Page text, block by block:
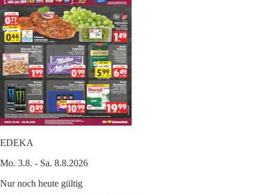
EDEKA
Mo. 3.8. - Sa. 8.8.2026
Nur noch heute gültig